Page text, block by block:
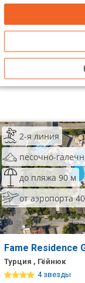
2-я линия
песочно-
до пляжа 90 м
от аэропорта
Fame Residence
Турция , Гёйнюк
4 звезды